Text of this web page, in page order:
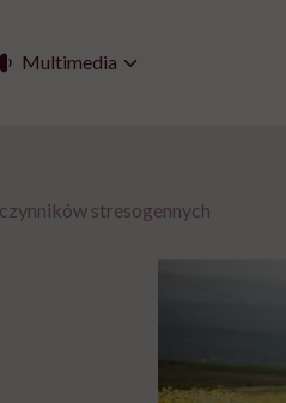
Multimedia
stresogennych